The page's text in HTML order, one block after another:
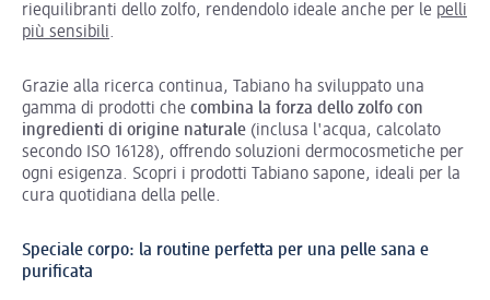
riequilibranti dello zolfo, rendendolo ideale anche per le pelli
più sensibili.
Grazie alla ricerca continua, Tabiano ha sviluppato una
gamma di prodotti che combina la forza dello zolfo con
ingredienti di origine naturale (inclusa l'acqua, calcolato
secondo ISO 16128), offrendo soluzioni dermocosmetiche per
ogni esigenza. Scopri i prodotti Tabiano sapone, ideali per la
cura quotidiana della pelle.
Speciale corpo: la routine perfetta per una pelle sana e
purificata